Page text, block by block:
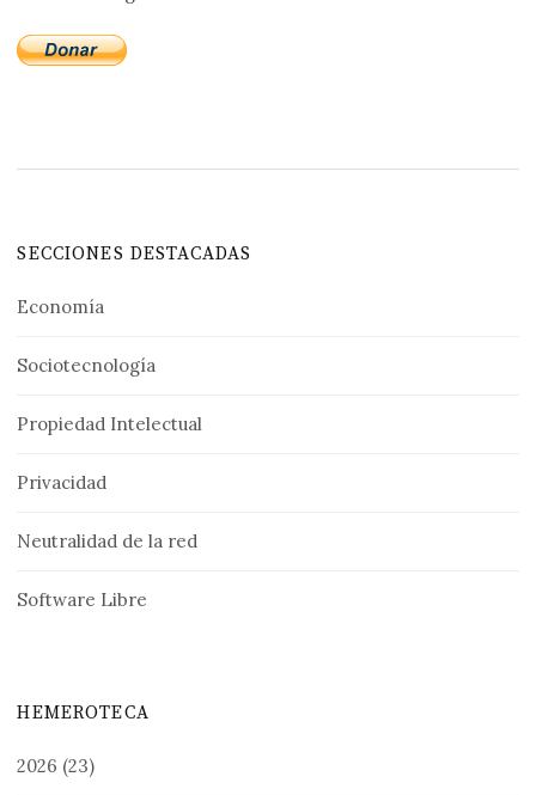
SECCIONES DESTACADAS
Economía
Sociotecnología
Propiedad Intelectual
Privacidad
Neutralidad de la red
Software Libre
HEMEROTECA
2026 (23)